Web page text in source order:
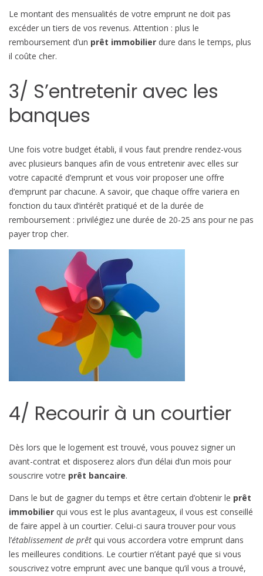
Le montant des mensualités de votre emprunt ne doit pas
excéder un tiers de vos revenus. Attention : plus le
remboursement d’un prêt immobilier dure dans le temps, plus
il coûte cher.
3/ S’entretenir avec les
banques
Une fois votre budget établi, il vous faut prendre rendez-vous
avec plusieurs banques afin de vous entretenir avec elles sur
votre capacité d’emprunt et vous voir proposer une offre
d’emprunt par chacune. A savoir, que chaque offre variera en
fonction du taux d’intérêt pratiqué et de la durée de
remboursement : privilégiez une durée de 20-25 ans pour ne pas
payer trop cher.
4/ Recourir à un courtier
Dès lors que le logement est trouvé, vous pouvez signer un
avant-contrat et disposerez alors d’un délai d’un mois pour
souscrire votre prêt bancaire.
Dans le but de gagner du temps et être certain d’obtenir le prêt
immobilier qui vous est le plus avantageux, il vous est conseillé
de faire appel à un courtier. Celui-ci saura trouver pour vous
l’établissement de prêt qui vous accordera votre emprunt dans
les meilleures conditions. Le courtier n’étant payé que si vous
souscrivez votre emprunt avec une banque qu’il vous a trouvé,